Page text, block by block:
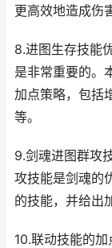
更高效地造成伤
8.进图生存技能
是非常重要的。
加点策略，包括
等。
9.剑魂进图群攻
攻技能是剑魂的
的技能，并给出
10.联动技能的